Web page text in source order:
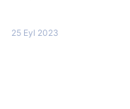
25 Eyl 2023